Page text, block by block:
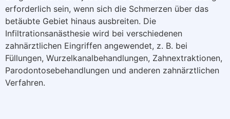
erforderlich sein, wenn sich die Schmerzen über das
betäubte Gebiet hinaus ausbreiten. Die
Infiltrationsanästhesie wird bei verschiedenen
zahnärztlichen Eingriffen angewendet, z. B. bei
Füllungen, Wurzelkanalbehandlungen, Zahnextraktionen,
Parodontosebehandlungen und anderen zahnärztlichen
Verfahren.